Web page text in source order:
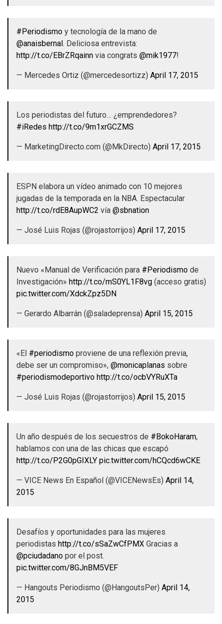
#Periodismo y tecnología de la mano de
@anaisbernal. Deliciosa entrevista:
http://t.co/EBrZRqainn via congrats @mik1977!
— Mercedes Ortiz (@mercedesortizz) April 17, 2015
Los periodistas del futuro… ¿emprendedores?
#iRedes http://t.co/9m1xrGCZMS
— MarketingDirecto.com (@MkDirecto) April 17, 2015
ESPN elabora un vídeo animado con 10 mejores
jugadas de la temporada en la NBA. Espectacular
http://t.co/rdE8AupWC2 vía @sbnation
— José Luis Rojas (@rojastorrijos) April 17, 2015
Nuevo «Manual de Verificación para #Periodismo de
Investigación» http://t.co/mS0YL1F8vg (acceso gratis)
pic.twitter.com/XdckZpz5DN
— Gerardo Albarrán (@saladeprensa) April 15, 2015
«El #periodismo proviene de una reflexión previa,
debe ser un compromiso», @monicaplanas sobre
#periodismodeportivo http://t.co/ocbVYRuXTa
— José Luis Rojas (@rojastorrijos) April 15, 2015
Un año después de los secuestros de #BokoHaram,
hablamos con una de las chicas que escapó
http://t.co/P2G0pGIXLY pic.twitter.com/hCQcd6wCKE
— VICE News En Español (@VICENewsEs) April 14,
2015
Desafíos y oportunidades para las mujeres
periodistas http://t.co/sSaZwCfPMX Gracias a
@pciudadano por el post.
pic.twitter.com/8GJnBM5VEF
— Hangouts Periodismo (@HangoutsPer) April 14,
2015